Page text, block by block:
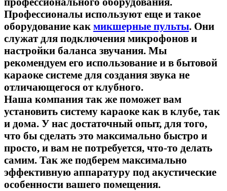
Профессионалы используют еще и такое
оборудование как микшерные пульты. Они
служат для подключения микрофонов и
настройки баланса звучания. Мы
рекомендуем его использование и в бытовой
караоке системе для создания звука не
отличающегося от клубного.
Наша компания так же поможет вам
установить систему караоке как в клубе, так
и дома. У нас достаточный опыт, для того,
что бы сделать это максимально быстро и
просто, и вам не потребуется, что-то делать
самим. Так же подберем максимально
эффективную аппаратуру под акустические
особенности вашего помещения.